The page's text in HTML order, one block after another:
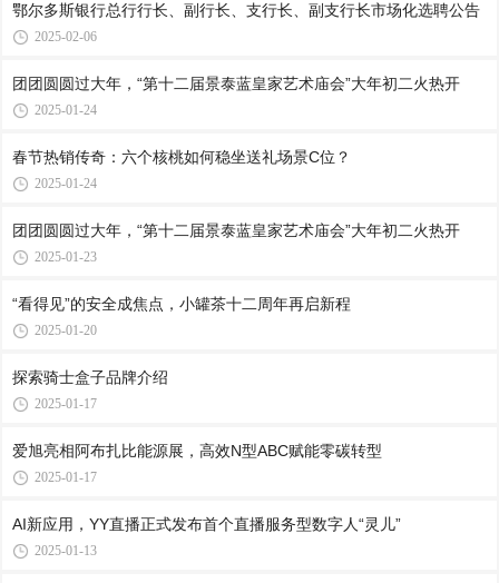
鄂尔多斯银行总行行长、副行长、支行长、副支行长市场化选聘公告
2025-02-06
团团圆圆过大年，“第十二届景泰蓝皇家艺术庙会”大年初二火热开
2025-01-24
春节热销传奇：六个核桃如何稳坐送礼场景C位？
2025-01-24
团团圆圆过大年，“第十二届景泰蓝皇家艺术庙会”大年初二火热开
2025-01-23
“看得见”的安全成焦点，小罐茶十二周年再启新程
2025-01-20
探索骑士盒子品牌介绍
2025-01-17
爱旭亮相阿布扎比能源展，高效N型ABC赋能零碳转型
2025-01-17
AI新应用，YY直播正式发布首个直播服务型数字人“灵儿”
2025-01-13